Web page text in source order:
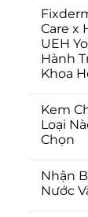
Care x
UEH
Hành
Khoa
Kem
Loại
Chọn
Nhận
Nước